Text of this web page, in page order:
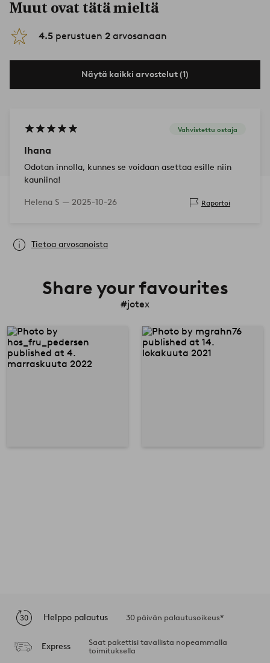
Muut ovat tätä mieltä
4.5 perustuen 2 arvosanaan
Näytä kaikki arvostelut (1)
Vahvistettu ostaja
Ihana
Odotan innolla, kunnes se voidaan asettaa esille niin
kauniina!
Helena S — 2025-10-26 Raportoi
Tietoa arvosanoista
Share your favourites
#jotex
Helppo palautus 30 päivän palautusoikeus*
Express
Saat pakettisi tavallista nopeammalla
toimituksella